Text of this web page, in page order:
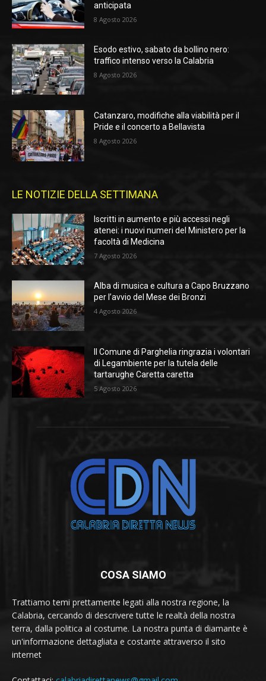
anticipata
8 Agosto 2026
Esodo estivo, sabato da bollino nero:
traffico intenso verso la Calabria
8 Agosto 2026
Catanzaro, modifiche alla viabilità per il
Pride e il concerto a Bellavista
8 Agosto 2026
LE NOTIZIE DELLA SETTIMANA
Iscritti in aumento e più accessi negli
atenei: i nuovi numeri del Ministero per la
facoltà di Medicina
7 Agosto 2026
Alba di musica e cultura a Capo Bruzzano
per l’avvio del Mese dei Bronzi
4 Agosto 2026
Il Comune di Parghelia ringrazia i volontari
di Legambiente per la tutela delle
tartarughe Caretta caretta
5 Agosto 2026
COSA SIAMO
Trattiamo temi prettamente legati alla nostra regione, la
Calabria, cercando di descrivere tutte le realtà della nostra
terra, dalla politica al costume. La nostra punta di diamante è
un'informazione dettagliata e costante attraverso il sito
internet